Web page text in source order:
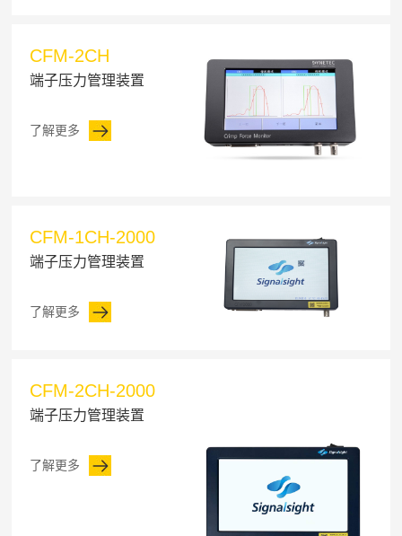
CFM-2CH
端子压力管理装置
了解更多
CFM-1CH-2000
端子压力管理装置
了解更多
CFM-2CH-2000
端子压力管理装置
了解更多